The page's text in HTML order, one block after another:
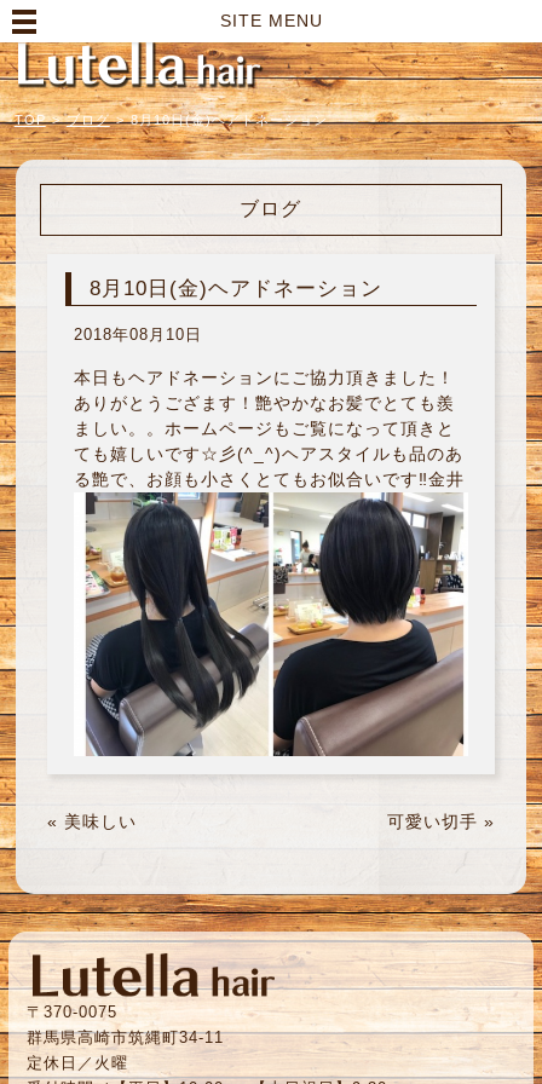
SITE MENU
TOP > ブログ > 8月10日(金)ヘアドネーション
ブログ
8月10日(金)ヘアドネーション
2018年08月10日
本日もヘアドネーションにご協力頂きました！
ありがとうござます！艶やかなお髪でとても羨
ましい。。ホームページもご覧になって頂きと
ても嬉しいです☆彡(^_^)ヘアスタイルも品のあ
る艶で、お顔も小さくとてもお似合いです‼︎金井
« 美味しい 可愛い切手 »
〒370-0075
群馬県高崎市筑縄町34-11
定休日／火曜